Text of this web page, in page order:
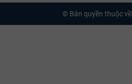
© Bản quyền thuộc về